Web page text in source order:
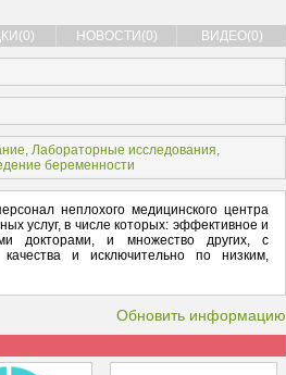
НОВОСТИ(0) ВИДЕО(0)
, Лабораторные исследования,
беременности
неплохого медицинского центра
услуг, в числе которых: эффективное и
докторами, и множество других, с
качества и исключительно по низким,
Обновить информацию